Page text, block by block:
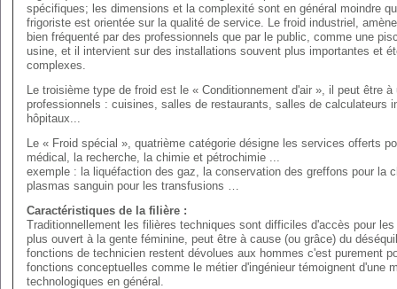
spécifiques; les dimensions et la complexité sont en général moindre
frigoriste est orientée sur la qualité de service. Le froid industriel,
bien fréquenté par des professionnels que par le public, comme une
usine, et il intervient sur des installations souvent plus importantes et
complexes.
Le troisième type de froid est le « Conditionnement d'air », il peut être
professionnels : cuisines, salles de restaurants, salles de calculateurs
hôpitaux...
Le « Froid spécial », quatrième catégorie désigne les services offerts
médical, la recherche, la chimie et pétrochimie ...
exemple : la liquéfaction des gaz, la conservation des greffons pour la
plasmas sanguin pour les transfusions …
Caractéristiques de la filière :
Traditionnellement les filières techniques sont difficiles d'accès pour
plus ouvert à la gente féminine, peut être à cause (ou grâce) du
fonctions de technicien restent dévolues aux hommes c'est purement
fonctions conceptuelles comme le métier d'ingénieur témoignent d'une
technologiques en général.